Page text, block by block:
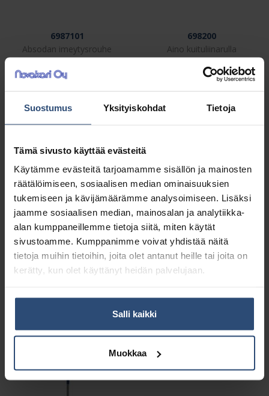
Suostumus Yksityiskohdat Tietoja
Tämä sivusto käyttää evästeitä
Käytämme evästeitä tarjoamamme sisällön ja mainosten
räätälöimiseen, sosiaalisen median ominaisuuksien
tukemiseen ja kävijämäärämme analysoimiseen. Lisäksi
jaamme sosiaalisen median, mainosalan ja analytiikka-
alan kumppaneillemme tietoja siitä, miten käytät
sivustoamme. Kumppanimme voivat yhdistää näitä
tietoja muihin tietoihin, joita olet antanut heille tai joita on
kerätty, kun olet käyttänyt heidän palvelujaan.
Salli kaikki
Muokkaa
6987101
Absodan imeytysrouhe
46,51 €
698200
Aino kuituliinarulla
€ alv 0%
Pikku-Aino kuituliina
5,00 € alv 0%
AinoMikro kuituliinarulla
14,60 € alv 0%